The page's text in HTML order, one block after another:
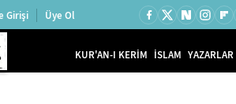
Girişi Üye Ol
KUR'AN-I KERİM İSLAM YAZARLAR